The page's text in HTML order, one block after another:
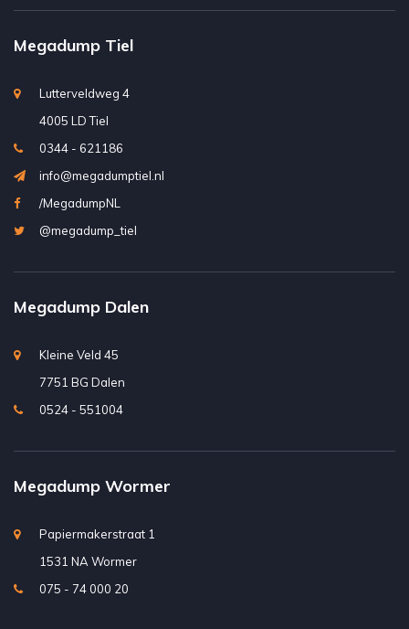
Megadump Tiel
Lutterveldweg 4
4005 LD Tiel
0344 - 621186
info@megadumptiel.nl
/MegadumpNL
@megadump_tiel
Megadump Dalen
Kleine Veld 45
7751 BG Dalen
0524 - 551004
Megadump Wormer
Papiermakerstraat 1
1531 NA Wormer
075 - 74 000 20